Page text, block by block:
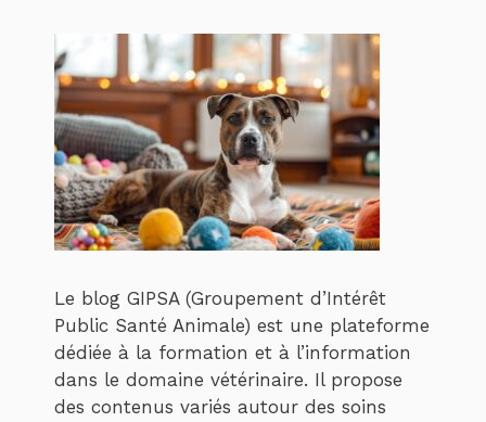
Le blog GIPSA (Groupement d’Intérêt
Public Santé Animale) est une plateforme
dédiée à la formation et à l’information
dans le domaine vétérinaire. Il propose
des contenus variés autour des soins